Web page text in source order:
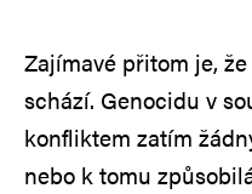
Zajímavé přitom je,
schází. Genocidu v
konfliktem zatím
nebo k tomu